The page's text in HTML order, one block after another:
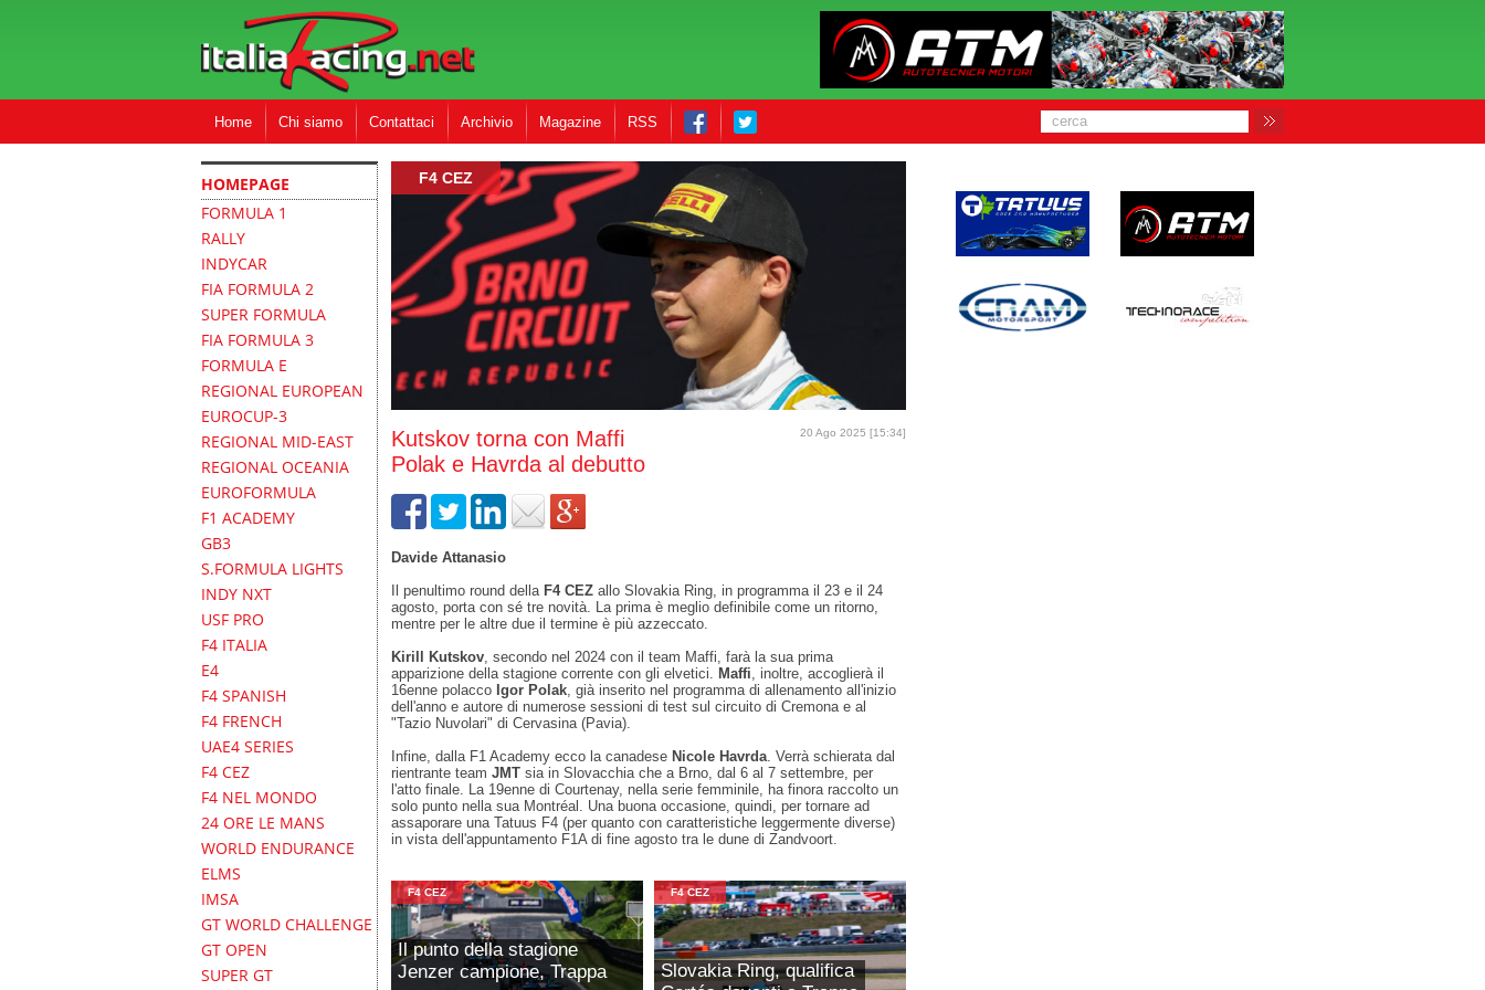
Home Chi siamo Contattaci Archivio Magazine RSS
HOMEPAGE
FORMULA 1
RALLY
INDYCAR
FIA FORMULA 2
SUPER FORMULA
FIA FORMULA 3
FORMULA E
REGIONAL EUROPEAN
EUROCUP-3
REGIONAL MID-EAST
REGIONAL OCEANIA
EUROFORMULA
F1 ACADEMY
GB3
S.FORMULA LIGHTS
INDY NXT
USF PRO
F4 ITALIA
E4
F4 SPANISH
F4 FRENCH
UAE4 SERIES
F4 CEZ
F4 NEL MONDO
24 ORE LE MANS
WORLD ENDURANCE
ELMS
IMSA
GT WORLD CHALLENGE
GT OPEN
SUPER GT
F4 CEZ
20 Ago 2025 [15:34]
Kutskov torna con Maffi
Polak e Havrda al debutto
Davide Attanasio
Il penultimo round della F4 CEZ allo Slovakia Ring, in programma il 23 e il 24
agosto, porta con sé tre novità. La prima è meglio definibile come un ritorno,
mentre per le altre due il termine è più azzeccato.
Kirill Kutskov , secondo nel 2024 con il team Maffi, farà la sua prima
apparizione della stagione corrente con gli elvetici. Maffi , inoltre, accoglierà il
16enne polacco Igor Polak , già inserito nel programma di allenamento all'inizio
dell'anno e autore di numerose sessioni di test sul circuito di Cremona e al
"Tazio Nuvolari" di Cervasina (Pavia).
Infine, dalla F1 Academy ecco la canadese Nicole Havrda . Verrà schierata dal
rientrante team JMT sia in Slovacchia che a Brno, dal 6 al 7 settembre, per
l'atto finale. La 19enne di Courtenay, nella serie femminile, ha finora raccolto un
solo punto nella sua Montréal. Una buona occasione, quindi, per tornare ad
assaporare una Tatuus F4 (per quanto con caratteristiche leggermente diverse)
in vista dell'appuntamento F1A di fine agosto tra le dune di Zandvoort.
F4 CEZ
Il punto della stagione
Jenzer campione, Trappa
F4 CEZ
Slovakia Ring, qualifica